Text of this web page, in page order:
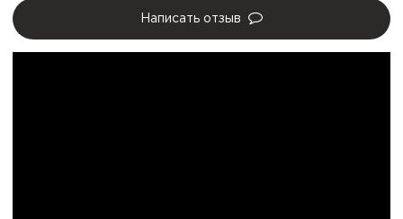
Написать отзыв